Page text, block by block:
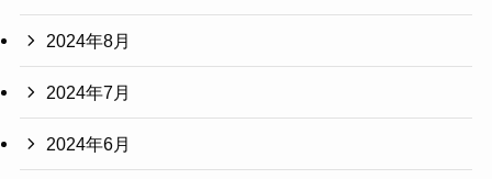
2024年8月
2024年7月
2024年6月